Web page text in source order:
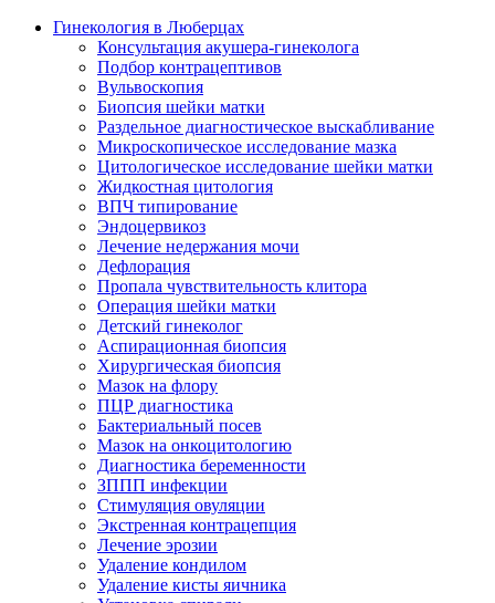
Гинекология в Люберцах
Консультация акушера-гинеколога
Подбор контрацептивов
Вульвоскопия
Биопсия шейки матки
Раздельное диагностическое выскабливание
Микроскопическое исследование мазка
Цитологическое исследование шейки матки
Жидкостная цитология
ВПЧ типирование
Эндоцервикоз
Лечение недержания мочи
Дефлорация
Пропала чувствительность клитора
Операция шейки матки
Детский гинеколог
Аспирационная биопсия
Хирургическая биопсия
Мазок на флору
ПЦР диагностика
Бактериальный посев
Мазок на онкоцитологию
Диагностика беременности
ЗППП инфекции
Стимуляция овуляции
Экстренная контрацепция
Лечение эрозии
Удаление кондилом
Удаление кисты яичника